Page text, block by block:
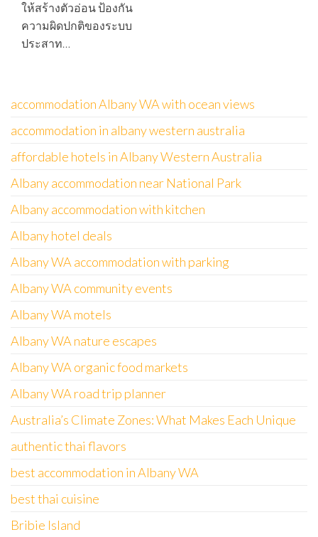
ให้สร้างตัวอ่อน ป้องกัน
ความผิดปกติของระบบ
ประสาท…
accommodation Albany WA with ocean views
accommodation in albany western australia
affordable hotels in Albany Western Australia
Albany accommodation near National Park
Albany accommodation with kitchen
Albany hotel deals
Albany WA accommodation with parking
Albany WA community events
Albany WA motels
Albany WA nature escapes
Albany WA organic food markets
Albany WA road trip planner
Australia’s Climate Zones: What Makes Each Unique
authentic thai flavors
best accommodation in Albany WA
best thai cuisine
Bribie Island